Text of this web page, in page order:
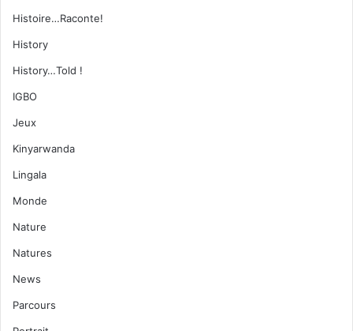
Histoire…Raconte!
History
History…Told !
IGBO
Jeux
Kinyarwanda
Lingala
Monde
Nature
Natures
News
Parcours